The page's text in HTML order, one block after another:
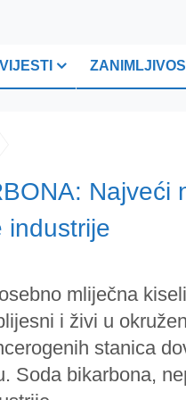
Najveći
industrije
mliječna
i živi u
stanica
Soda bikarbona,